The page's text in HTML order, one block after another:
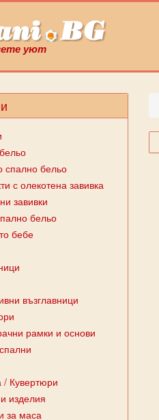
уют
спално бельо
с олекотена завивка
завивки
бельо
бебе
възглавници
рамки и основи
/ Кувертюри
изделия
за маса